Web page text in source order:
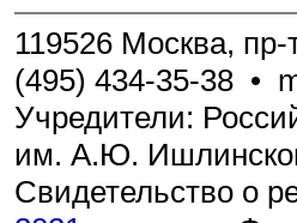
119526 Москва, пр-
(495) 434-35-38 •
Учредители:
им. А.Ю.
Свидетельство о